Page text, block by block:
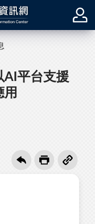
AI平台支援
用